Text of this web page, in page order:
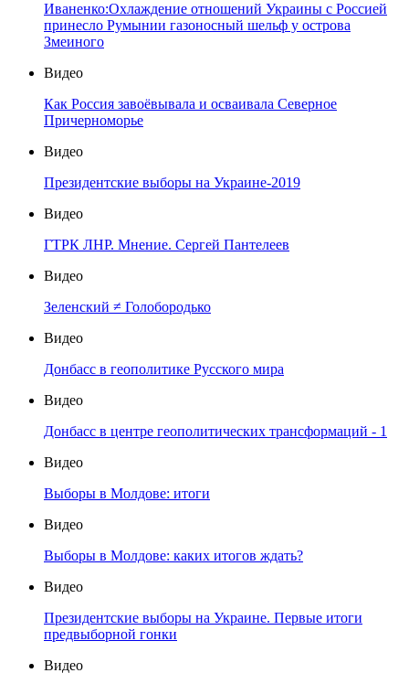
Иваненко:Охлаждение отношений Украины с Россией
принесло Румынии газоносный шельф у острова
Змеиного
Видео
Как Россия завоёвывала и осваивала Северное
Причерноморье
Видео
Президентские выборы на Украине-2019
Видео
ГТРК ЛНР. Мнение. Сергей Пантелеев
Видео
Зеленский ≠ Голобородько
Видео
Донбасс в геополитике Русского мира
Видео
Донбасс в центре геополитических трансформаций - 1
Видео
Выборы в Молдове: итоги
Видео
Выборы в Молдове: каких итогов ждать?
Видео
Президентские выборы на Украине. Первые итоги
предвыборной гонки
Видео